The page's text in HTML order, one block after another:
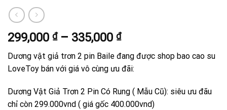
299,000 ₫ – 335,000 ₫Khoảng
từ
299,000 ₫
đến
335,000 ₫
Dương vật giả trơn 2 pin Baile đang được shop bao cao su
LoveToy bán với giá vô cùng ưu đãi:
Dương Vật Giả Trơn 2 Pin Có Rung ( Mẫu Cũ): siêu ưu đãu
chỉ còn 299.000vnd ( giá gốc 400.000vnd)